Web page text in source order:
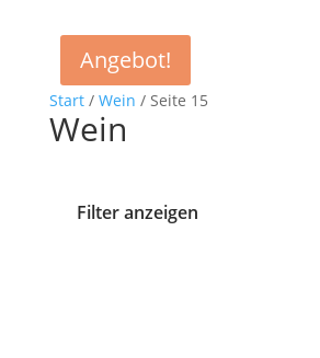
Start/ Wein / Seite 15
Wein
Filter anzeigen
Angebot!